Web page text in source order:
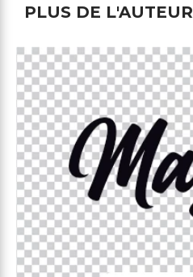
PLUS DE L'AUTEUR